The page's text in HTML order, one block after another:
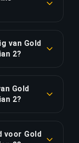
5 minuten.
& Oost), NA,
meer.
van Gold
2?
20% extra.
LINK KOPIËREN
Gold
2?
Totaal:
voor Gold